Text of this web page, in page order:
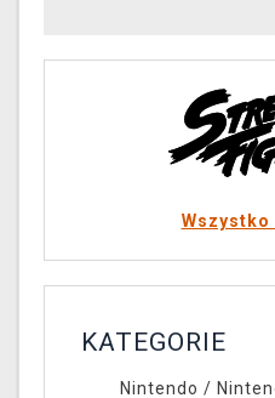
KATEGORIE
Nintendo /